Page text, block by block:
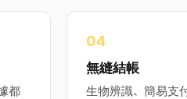
都
04
無縫結帳
生物辨識、簡易支